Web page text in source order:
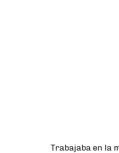
Trabajaba en la